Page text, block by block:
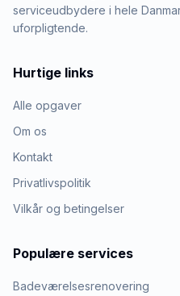
serviceudbydere i hele
uforpligtende.
Hurtige links
Alle opgaver
Om os
Kontakt
Privatlivspolitik
Vilkår og betingelser
Populære services
Badeværelsesrenovering